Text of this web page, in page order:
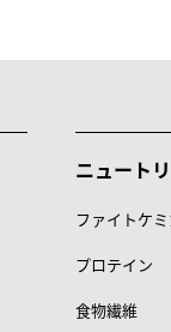
ニュート
ファイトケ
プロテイン
食物繊維